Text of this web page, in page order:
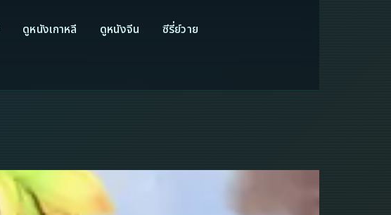
ดูหนังเกาหลี ดูหนังจีน
ซีรี่ย์วาย